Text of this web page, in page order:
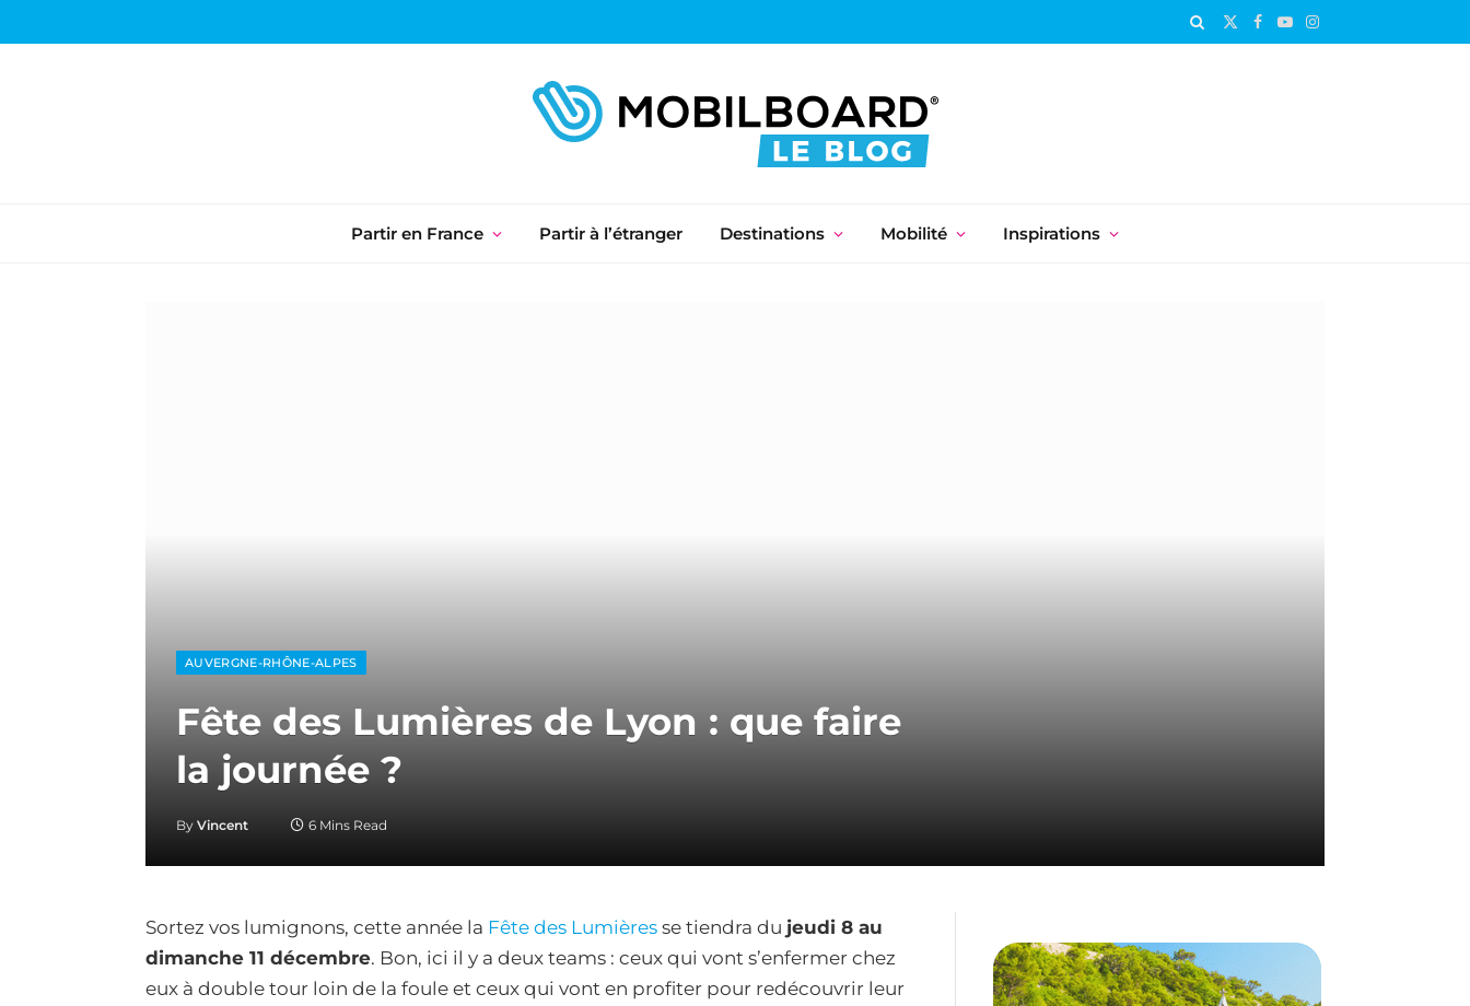
X
Facebook
YouTubeInstagram
Partir en France Partir à l’étranger Destinations Mobilité Inspirations
AUVERGNE-RHÔNE-ALPES
Fête des Lumières de Lyon : que faire
la journée ?
By Vincent 6 Mins Read
Sortez vos lumignons, cette année la Fête des Lumières se tiendra du jeudi 8 au
dimanche 11 décembre. Bon, ici il y a deux teams : ceux qui vont s’enfermer chez
eux à double tour loin de la foule et ceux qui vont en profiter pour redécouvrir leur